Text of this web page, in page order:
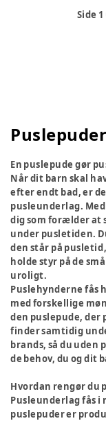
Side 1
Puslepuder
En puslepude gør
Når dit barn skal
efter endt bad, er
pusleunderlag.
dig som forælder at
under pusletiden.
den står på
holde styr på de
uroligt.
Puslehynderne fås
med forskellige
den puslepude, der
finder samtidig
brands, så du uden
de behov, du og dit
Hvordan rengør du
Pusleunderlag fås
puslepuder er